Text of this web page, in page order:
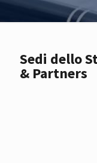
Sedi dello
& Partners